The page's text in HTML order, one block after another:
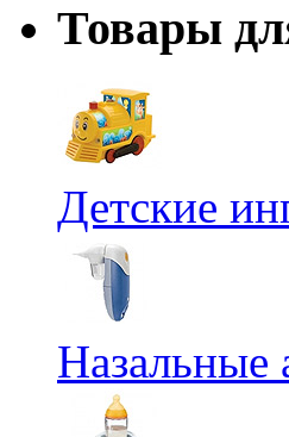
Товары
Детские
Назальные